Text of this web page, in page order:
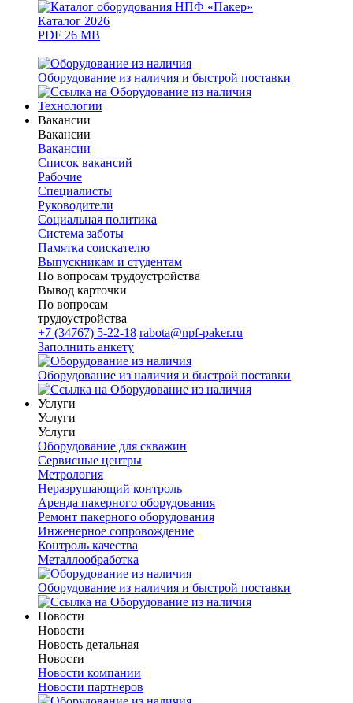
Каталог 2026
PDF 26 MB
Оборудование из наличия и быстрой поставки
Технологии
Вакансии
Вакансии
Вакансии
Список вакансий
Рабочие
Специалисты
Руководители
Cоциальная политика
Система заботы
Памятка соискателю
Выпускникам и студентам
По вопросам трудоустройства
Вывод карточки
По вопросам
трудоустройства
+7 (34767) 5-22-18 rabota@npf-paker.ru
Заполнить анкету
Оборудование из наличия и быстрой поставки
Услуги
Услуги
Услуги
Оборудование для скважин
Сервисные центры
Метрология
Неразрушающий контроль
Аренда пакерного оборудования
Ремонт пакерного оборудования
Инженерное сопровождение
Контроль качества
Металлообработка
Оборудование из наличия и быстрой поставки
Новости
Новости
Новость детальная
Новости
Новости компании
Новости партнеров